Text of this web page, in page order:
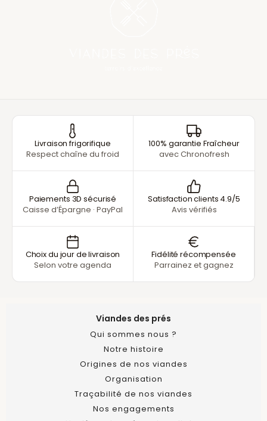
Livraison frigorifique
Respect chaîne du froid
100% garantie Fraîcheur
avec Chronofresh
Paiements 3D sécurisé
Caisse d’Épargne · PayPal
Satisfaction clients 4.9/5
Avis vérifiés
Choix du jour de livraison
Selon votre agenda
Fidélité récompensée
Parrainez et gagnez
Viandes des prés
Qui sommes nous ?
Notre histoire
Origines de nos viandes
Organisation
Traçabilité de nos viandes
Nos engagements